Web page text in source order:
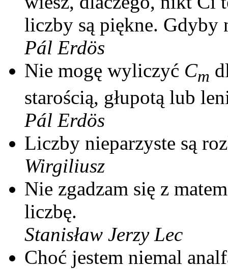
liczby są piękne. Gdyby
Pál Erdös
Nie mogę wyliczyć Cm
starością, głupotą lub
Pál Erdös
Liczby nieparzyste są
Wirgiliusz
Nie zgadzam się z
liczbę.
Stanisław Jerzy Lec
Choć jestem niemal